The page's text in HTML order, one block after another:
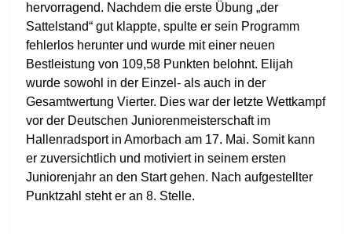
hervorragend. Nachdem die erste Übung „der
Sattelstand“ gut klappte, spulte er sein Programm
fehlerlos herunter und wurde mit einer neuen
Bestleistung von 109,58 Punkten belohnt. Elijah
wurde sowohl in der Einzel- als auch in der
Gesamtwertung Vierter. Dies war der letzte Wettkampf
vor der Deutschen Juniorenmeisterschaft im
Hallenradsport in Amorbach am 17. Mai. Somit kann
er zuversichtlich und motiviert in seinem ersten
Juniorenjahr an den Start gehen. Nach aufgestellter
Punktzahl steht er an 8. Stelle.